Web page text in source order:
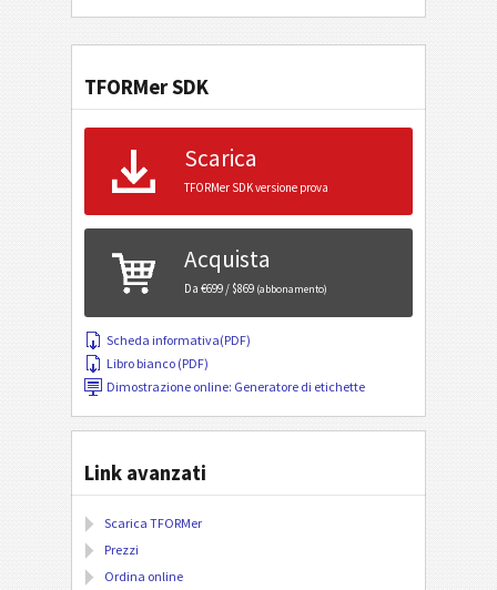
TFORMer SDK
Scarica
TFORMer SDK versione prova
Acquista
Da €699 / $869 (abbonamento)
Scheda informativa(PDF)
Libro bianco (PDF)
Dimostrazione online: Generatore di etichette
Link avanzati
Scarica TFORMer
Prezzi
Ordina online